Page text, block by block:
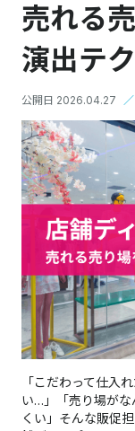
売れる
演出テ
公開日 2026.04.27 ／
「こだわって仕入
い…」「売り場がな
くい」そんな販促